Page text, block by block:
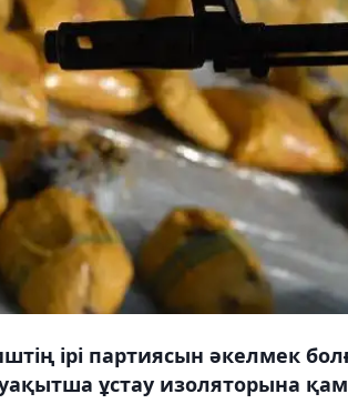
ірі партиясын әкелмек
ұстау изоляторына